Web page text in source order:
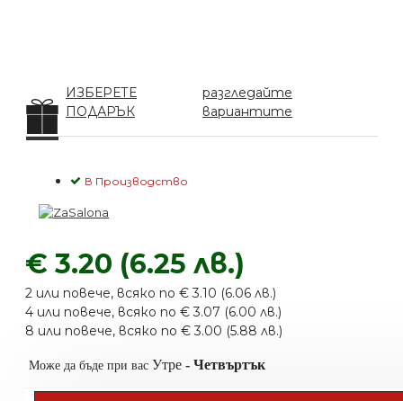
ИЗБЕРЕТЕ
ПОДАРЪК
разгледайте
вариантите
€ 3.20 (6.25 лв.)
2 или повече, всяко по € 3.10 (6.06 лв.)
4 или повече, всяко по € 3.07 (6.00 лв.)
8 или повече, всяко по € 3.00 (5.88 лв.)
В Производство
Може да бъде при вас Утре - Четвъртък